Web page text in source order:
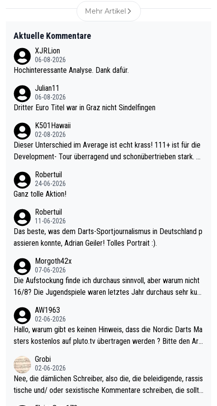
Mehr Artikel
Aktuelle Kommentare
XJRLion
06-08-2026
Hochinteressante Analyse. Dank dafür.
Julian11
06-08-2026
Dritter Euro Titel war in Graz nicht Sindelfingen
K501Hawaii
02-08-2026
Dieser Unterschied im Average ist echt krass! 111+ ist für die
Development- Tour überragend und schonübertrieben stark. U
mal 40+ erst recht. Da gewinnst keinen Blumentopf - ist ja noc
h krasser wie ein Pokalspiel eines Kreisligisten vs einem Bund
Robertuil
24-06-2026
Ganz tolle Aktion!
Robertuil
11-06-2026
Das beste, was dem Darts-Sportjournalismus in Deutschland p
assieren konnte, Adrian Geiler! Tolles Portrait :).
Morgoth42x
07-06-2026
Die Aufstockung finde ich durchaus sinnvoll, aber warum nicht
16/8? Die Jugendspiele waren letztes Jahr durchaus sehr kurz
Allerdings ist Mitchell Lawrie als Nummer 1 der Welt eh qualifi
ziert. Somit ändert die automatische Qualifikation des Weltmei
sters erstmal nichts. Ich denke sie wollen damit für nächstes J
ohl wenig WDF Turniere spielen. Dies war bei Archie Self letzt
es Jahr der Fall. Er musste als amtierender Weltmeister durch
den Qualifier und ich glaube kaum, dass Mitchel sich das (in Ve
AW1963
02-06-2026
Hallo, warum gibt es keinen Hinweis, dass die Nordic Darts Ma
sters kostenlos auf pluto.tv übertragen werden ? Bitte den Arti
Grobi
02-06-2026
Nee, die dämlichen Schreiber, also die, die beleidigende, rassis
tische und/ oder sexistische Kommentare schreiben, die sollte